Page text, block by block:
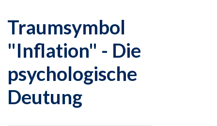
Traumsymbol
"Inflation" - Die
psychologische
Deutung